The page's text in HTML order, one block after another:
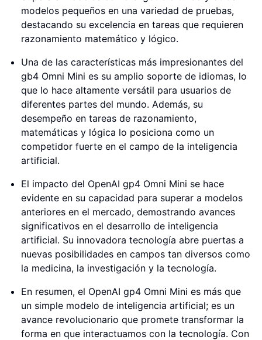
modelos pequeños en una variedad de pruebas,
destacando su excelencia en tareas que requieren
razonamiento matemático y lógico.
Una de las características más impresionantes del
gb4 Omni Mini es su amplio soporte de idiomas, lo
que lo hace altamente versátil para usuarios de
diferentes partes del mundo. Además, su
desempeño en tareas de razonamiento,
matemáticas y lógica lo posiciona como un
competidor fuerte en el campo de la inteligencia
artificial.
El impacto del OpenAI gp4 Omni Mini se hace
evidente en su capacidad para superar a modelos
anteriores en el mercado, demostrando avances
significativos en el desarrollo de inteligencia
artificial. Su innovadora tecnología abre puertas a
nuevas posibilidades en campos tan diversos como
la medicina, la investigación y la tecnología.
En resumen, el OpenAI gp4 Omni Mini es más que
un simple modelo de inteligencia artificial; es un
avance revolucionario que promete transformar la
forma en que interactuamos con la tecnología. Con